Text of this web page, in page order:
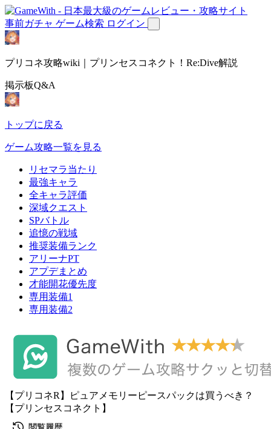
事前ガチャ ゲーム検索 ログイン
プリコネ攻略wiki｜プリンセスコネクト！Re:Dive解説
掲示板Q&A
トップに戻る
ゲーム攻略一覧を見る
リセマラ当たり
最強キャラ
全キャラ評価
深域クエスト
SPバトル
追憶の戦域
推奨装備ランク
アリーナPT
アプデまとめ
才能開花優先度
専用装備1
専用装備2
【プリコネR】ピュアメモリーピースパックは買うべき？
【プリンセスコネクト】